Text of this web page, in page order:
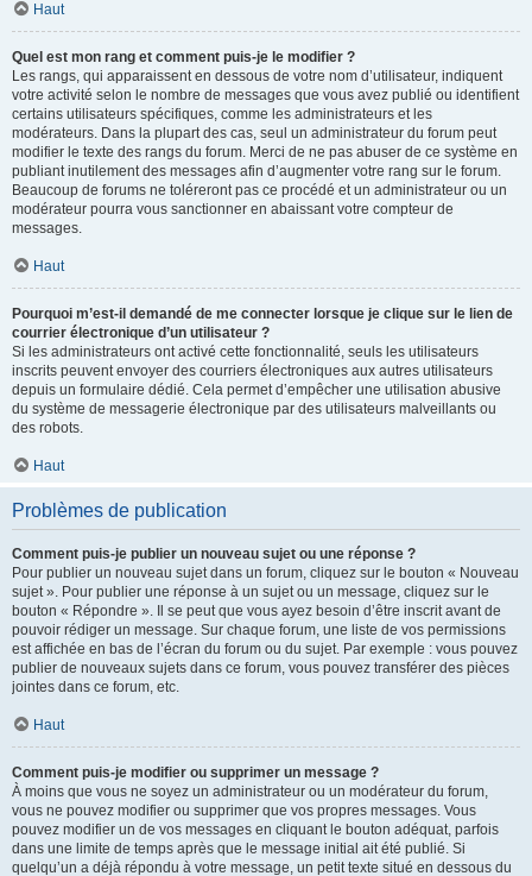
Haut
Quel est mon rang et comment puis-je le modifier ?
Les rangs, qui apparaissent en dessous de votre nom d’utilisateur, indiquent
votre activité selon le nombre de messages que vous avez publié ou identifient
certains utilisateurs spécifiques, comme les administrateurs et les
modérateurs. Dans la plupart des cas, seul un administrateur du forum peut
modifier le texte des rangs du forum. Merci de ne pas abuser de ce système en
publiant inutilement des messages afin d’augmenter votre rang sur le forum.
Beaucoup de forums ne toléreront pas ce procédé et un administrateur ou un
modérateur pourra vous sanctionner en abaissant votre compteur de
messages.
Haut
Pourquoi m’est-il demandé de me connecter lorsque je clique sur le lien de
courrier électronique d’un utilisateur ?
Si les administrateurs ont activé cette fonctionnalité, seuls les utilisateurs
inscrits peuvent envoyer des courriers électroniques aux autres utilisateurs
depuis un formulaire dédié. Cela permet d’empêcher une utilisation abusive
du système de messagerie électronique par des utilisateurs malveillants ou
des robots.
Haut
Problèmes de publication
Comment puis-je publier un nouveau sujet ou une réponse ?
Pour publier un nouveau sujet dans un forum, cliquez sur le bouton « Nouveau
sujet ». Pour publier une réponse à un sujet ou un message, cliquez sur le
bouton « Répondre ». Il se peut que vous ayez besoin d’être inscrit avant de
pouvoir rédiger un message. Sur chaque forum, une liste de vos permissions
est affichée en bas de l’écran du forum ou du sujet. Par exemple : vous pouvez
publier de nouveaux sujets dans ce forum, vous pouvez transférer des pièces
jointes dans ce forum, etc.
Haut
Comment puis-je modifier ou supprimer un message ?
À moins que vous ne soyez un administrateur ou un modérateur du forum,
vous ne pouvez modifier ou supprimer que vos propres messages. Vous
pouvez modifier un de vos messages en cliquant le bouton adéquat, parfois
dans une limite de temps après que le message initial ait été publié. Si
quelqu’un a déjà répondu à votre message, un petit texte situé en dessous du